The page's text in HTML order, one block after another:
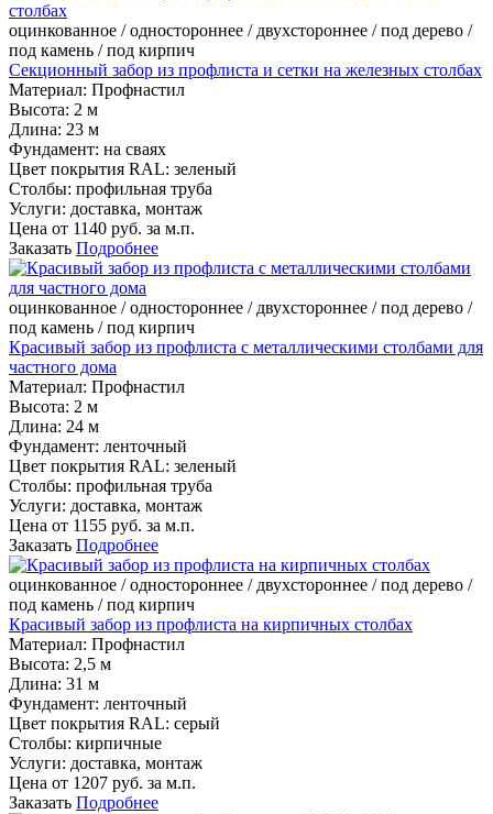
оцинкованное / одностороннее / двухстороннее / под дерево /
под камень / под кирпич
Секционный забор из профлиста и сетки на железных столбах
Материал: Профнастил
Высота: 2 м
Длина: 23 м
Фундамент: на сваях
Цвет покрытия RAL: зеленый
Столбы: профильная труба
Услуги: доставка, монтаж
Цена от 1140 руб. за м.п.
Заказать Подробнее
оцинкованное / одностороннее / двухстороннее / под дерево /
под камень / под кирпич
Красивый забор из профлиста с металлическими столбами для
частного дома
Материал: Профнастил
Высота: 2 м
Длина: 24 м
Фундамент: ленточный
Цвет покрытия RAL: зеленый
Столбы: профильная труба
Услуги: доставка, монтаж
Цена от 1155 руб. за м.п.
Заказать Подробнее
оцинкованное / одностороннее / двухстороннее / под дерево /
под камень / под кирпич
Красивый забор из профлиста на кирпичных столбах
Материал: Профнастил
Высота: 2,5 м
Длина: 31 м
Фундамент: ленточный
Цвет покрытия RAL: серый
Столбы: кирпичные
Услуги: доставка, монтаж
Цена от 1207 руб. за м.п.
Заказать Подробнее